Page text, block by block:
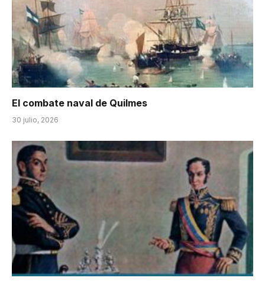
El combate naval de Quilmes
30 julio, 2026